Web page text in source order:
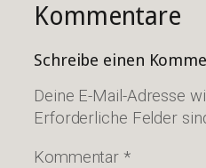
Kommentare
Schreibe einen
Deine E-Mail-Adresse
Erforderliche Felder
Kommentar *